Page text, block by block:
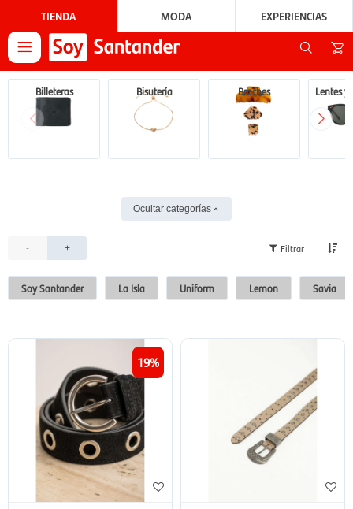
TIENDA MODA EXPERIENCIAS

Billeteras Bisutería Broches Lentes y
Ocultar categorías
- +
Soy Santander La Isla Uniform Lemon Savia
19